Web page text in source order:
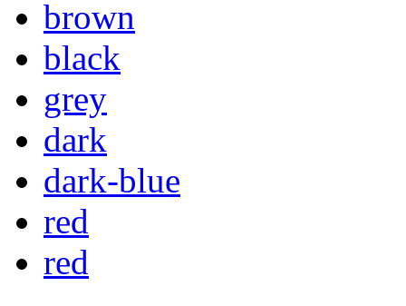
brown
black
grey
dark
dark-blue
red
red